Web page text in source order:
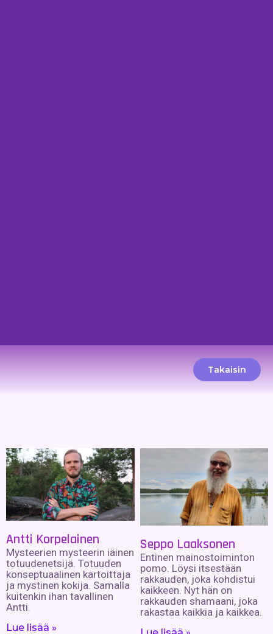
Takaisin
Antti Korpelainen
Mysteerien mysteerin iäinen
totuudenetsijä. Totuuden
konseptuaalinen kartoittaja
ja mystinen kokija. Samalla
kuitenkin ihan tavallinen
Antti.
Lue lisää »
Seppo Laaksonen
Entinen mainostoiminton
pomo. Löysi itsestään
rakkauden, joka kohdistui
kaikkeen. Nyt hän on
rakkauden shamaani, joka
rakastaa kaikkia ja kaikkea.